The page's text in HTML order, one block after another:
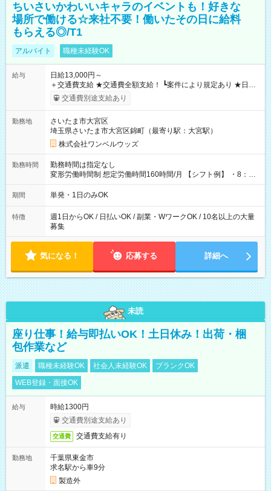
ちいさいかわいいキャラのイベントも！好きな
場所で働ける☆来社不要！働いたその日に給料
もらえる◎/T1
アルバイト 職種未経験OK
給与
日給13,000円～
＋交通費支給 ★交通費全額支給！ ┗案件により規定あり ★日払
いOK！（規定あり） ┗働いたその日に現金GET♪ お仕事後はコ
ンビニATMから 日払い分を引き落とせます！ 【試用期間】試
交通費別途支給あり
勤務地
さいたま市大宮区
埼玉県さいたま市大宮区錦町（最寄り駅：大宮駅）
株式会社ワンベルウッズ
勤務時間
勤務時間は指定なし
変形労働時間制 想定労働時間160時間/月 【シフト例】 ・8：00
～21：00
期間 単発・1日のみOK
特徴
週1日からOK / 日払いOK / 副業・WワークOK / 10名以上の大量
募集
気になる！ 応募する 詳細へ
未読
座り仕事！給与即払いOK！土日休み！出荷・梱
包作業など
派遣 職種未経験OK 社会人未経験OK
ブランクOK
WEB登録・面接OK
給与
時給1300円
交通費別途支給あり
交通費 交通費支給有り
勤務地
千葉県東金市
求名駅から車9分
製造外